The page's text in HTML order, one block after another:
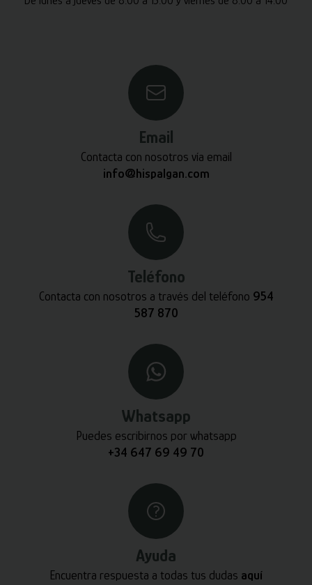
Email
Contacta con nosotros vía email
info@hispalgan.com
Teléfono
Contacta con nosotros a través del teléfono 954
587 870
Whatsapp
Puedes escribirnos por whatsapp
+34 647 69 49 70
Ayuda
Encuentra respuesta a todas tus dudas aquí